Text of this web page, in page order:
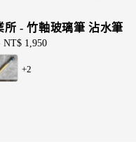
所 - 竹軸玻璃筆 沾水筆
NT$ 1,950
+2